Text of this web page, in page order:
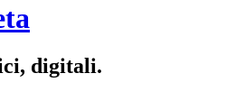
digitali.